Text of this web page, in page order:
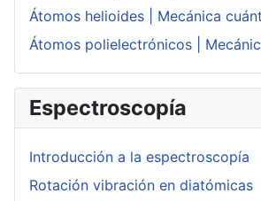
Átomos helioides | Mecánica
Átomos polielectrónicos |
Espectroscopía
Introducción a la espectroscopía
Rotación vibración en diatómicas